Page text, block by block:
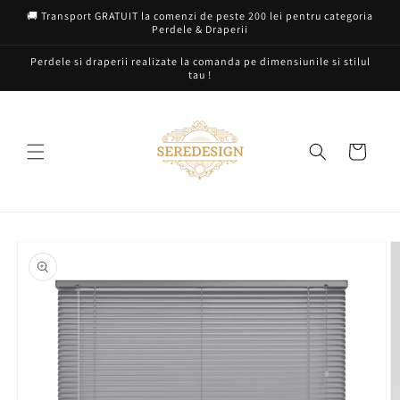
Salt la
conținut
🚚 Transport GRATUIT la comenzi de peste 200 lei pentru categoria
Perdele & Draperii
Perdele si draperii realizate la comanda pe dimensiunile si stilul
tau !
Coș
despre
produs